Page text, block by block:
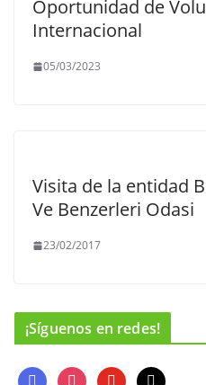
Oportunidad de
Internacional
05/03/2023
Visita de la entidad
Ve Benzerleri Odasi
23/02/2017
¡Síguenos en redes!
f
i
y
m